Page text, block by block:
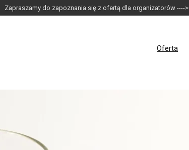
Zapraszamy do zapoznania się z ofertą dla organizatorów ---->
Oferta